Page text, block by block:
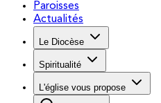
Paroisses
Actualités
Le Diocèse
Spiritualité
L'église vous propose